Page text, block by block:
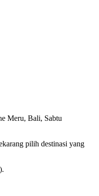
Meru, Bali, Sabtu
pilih destinasi yang